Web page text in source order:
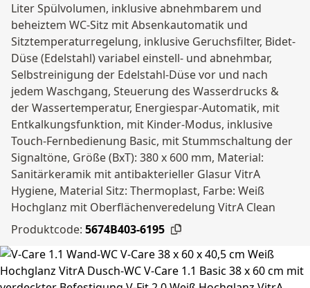
Liter Spülvolumen, inklusive abnehmbarem und
beheiztem WC-Sitz mit Absenkautomatik und
Sitztemperaturregelung, inklusive Geruchsfilter, Bidet-
Düse (Edelstahl) variabel einstell- und abnehmbar,
Selbstreinigung der Edelstahl-Düse vor und nach
jedem Waschgang, Steuerung des Wasserdrucks &
der Wassertemperatur, Energiespar-Automatik, mit
Entkalkungsfunktion, mit Kinder-Modus, inklusive
Touch-Fernbedienung Basic, mit Stummschaltung der
Signaltöne, Größe (BxT): 380 x 600 mm, Material:
Sanitärkeramik mit antibakterieller Glasur VitrA
Hygiene, Material Sitz: Thermoplast, Farbe: Weiß
Hochglanz mit Oberflächenveredelung VitrA Clean
Produktcode: 5674B403-6195